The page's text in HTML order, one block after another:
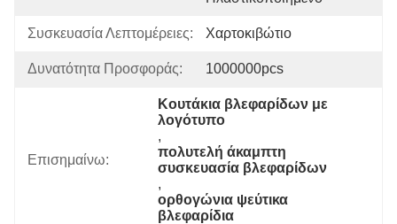
Συσκευασία Λεπτομέρειες: Χαρτοκιβώτιο
Δυνατότητα Προσφοράς: 1000000pcs
Επισημαίνω:
Κουτάκια βλεφαρίδων με
λογότυπο
,
πολυτελή άκαμπτη
συσκευασία βλεφαρίδων
,
ορθογώνια ψεύτικα
βλεφαρίδια